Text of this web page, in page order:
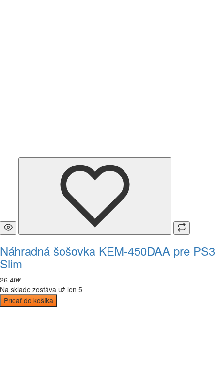
Náhradná šošovka KEM-450DAA pre PS3
Slim
26,40€
Na sklade zostáva už len 5
Pridať do košíka